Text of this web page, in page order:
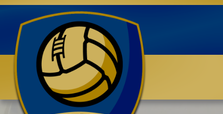
Benvenuti su HELLASTORY.net